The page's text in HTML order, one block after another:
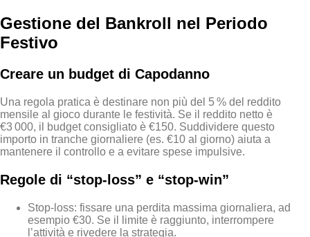
Gestione del Bankroll nel Periodo
Festivo
Creare un budget di Capodanno
Una regola pratica è destinare non più del 5 % del reddito
mensile al gioco durante le festività. Se il reddito netto è
€3 000, il budget consigliato è €150. Suddividere questo
importo in tranche giornaliere (es. €10 al giorno) aiuta a
mantenere il controllo e a evitare spese impulsive.
Regole di “stop‑loss” e “stop‑win”
Stop‑loss: fissare una perdita massima giornaliera, ad
esempio €30. Se il limite è raggiunto, interrompere
l’attività e rivedere la strategia.